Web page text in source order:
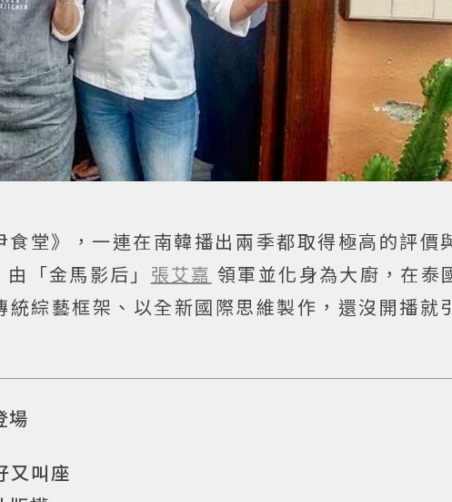
堂》，一連在南韓播出兩季都取得極高的評價
「金馬影后」 張艾嘉 領軍並化身為大廚，在泰
綜藝框架、以全新國際思維製作，還沒開播就
場
又叫座